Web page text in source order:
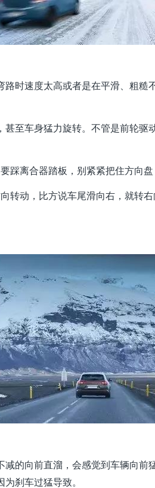
路时速度太高或者是在平滑、粗
甚至车身猛力旋转。不管是前轮
踩离合器踏板，别紧紧把住方向盘
转动，比方说车尾滑向右，就转
减的向前直溜，会感觉到车辆向前
刹车过猛导致。